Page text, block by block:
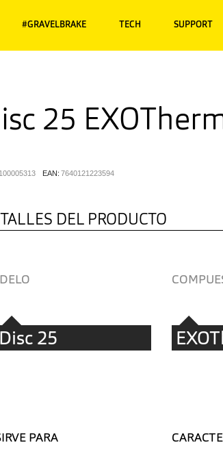
#GRAVELBRAKE TECH SUPPORT
25
EAN: 7640121223594
DEL PRODUCTO
Disc 25
PARA